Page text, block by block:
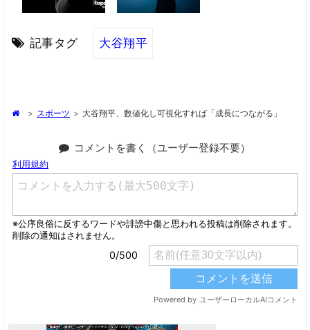
記事タグ 大谷翔平
> スポーツ > 大谷翔平、数値化し可視化すれば「成長につながる」
コメントを書く（ユーザー登録不要）